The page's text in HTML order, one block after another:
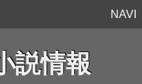
NAVI
説情報